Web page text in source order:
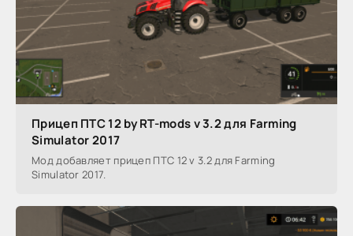
Прицеп ПТС 12 by RT-mods v 3.2 для Farming
Simulator 2017
Мод добавляет прицеп ПТС 12 v 3.2 для Farming
Simulator 2017.